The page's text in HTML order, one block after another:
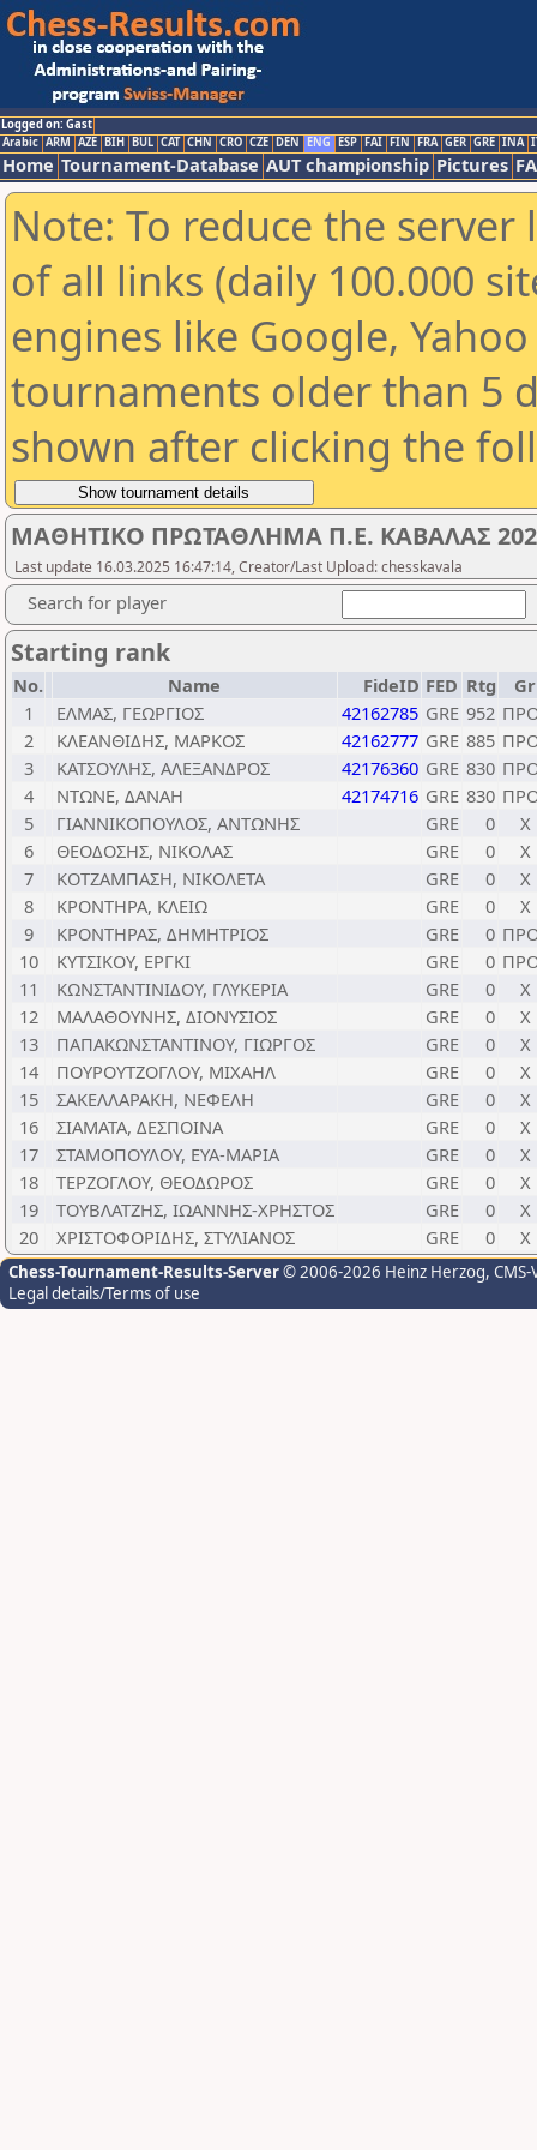
Logged on: Gast
Arabic ARM AZE BIH BUL CAT CHN CRO CZE DEN ENG ESP FAI FIN FRA GER GRE INA
Home Tournament-Database AUT championship Pictures
Note: To reduce the
of all links (daily 100.000
engines like Google,
tournaments older than 5
shown after clicking the
ΜΑΘΗΤΙΚΟ ΠΡΩΤΑΘΛΗΜΑ Π.Ε. ΚΑΒΑΛΑΣ
Last update 16.03.2025 16:47:14, Creator/Last Upload: chesskavala
Search for player
Starting rank
No. Name FideID FED Rtg
Gr
1
ΕΛΜΑΣ, ΓΕΩΡΓΙΟΣ 42162785 GRE 952
2
ΚΛΕΑΝΘΙΔΗΣ, ΜΑΡΚΟΣ 42162777 GRE 885
3
ΚΑΤΣΟΥΛΗΣ, ΑΛΕΞΑΝΔΡΟΣ 42176360 GRE 830
4
ΝΤΩΝΕ, ΔΑΝΑΗ 42174716 GRE 830
5
ΓΙΑΝΝΙΚΟΠΟΥΛΟΣ, ΑΝΤΩΝΗΣ GRE 0
Χ
6
ΘΕΟΔΟΣΗΣ, ΝΙΚΟΛΑΣ GRE 0
Χ
7
ΚΟΤΖΑΜΠΑΣΗ, ΝΙΚΟΛΕΤΑ GRE 0
Χ
8
ΚΡΟΝΤΗΡΑ, ΚΛΕΙΩ GRE 0
Χ
9
ΚΡΟΝΤΗΡΑΣ, ΔΗΜΗΤΡΙΟΣ GRE 0
10
ΚΥΤΣΙΚΟΥ, ΕΡΓΚΙ GRE 0
11
ΚΩΝΣΤΑΝΤΙΝΙΔΟΥ, ΓΛΥΚΕΡΙΑ GRE 0
Χ
12
ΜΑΛΑΘΟΥΝΗΣ, ΔΙΟΝΥΣΙΟΣ GRE 0
Χ
13
ΠΑΠΑΚΩΝΣΤΑΝΤΙΝΟΥ, ΓΙΩΡΓΟΣ GRE 0
Χ
14
ΠΟΥΡΟΥΤΖΟΓΛΟΥ, ΜΙΧΑΗΛ GRE 0
Χ
15
ΣΑΚΕΛΛΑΡΑΚΗ, ΝΕΦΕΛΗ GRE 0
Χ
16
ΣΙΑΜΑΤΑ, ΔΕΣΠΟΙΝΑ GRE 0
Χ
17
ΣΤΑΜΟΠΟΥΛΟΥ, ΕΥΑ-ΜΑΡΙΑ GRE 0
Χ
18
ΤΕΡΖΟΓΛΟΥ, ΘΕΟΔΩΡΟΣ GRE 0
Χ
19
ΤΟΥΒΛΑΤΖΗΣ, ΙΩΑΝΝΗΣ-ΧΡΗΣΤΟΣ GRE 0
Χ
20
ΧΡΙΣΤΟΦΟΡΙΔΗΣ, ΣΤΥΛΙΑΝΟΣ GRE 0 Χ
Chess-Tournament-Results-Server© 2006-2026 Heinz Herzog,
Legal details/Terms of use